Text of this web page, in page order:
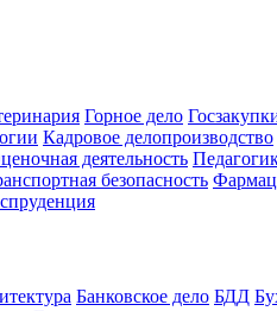
Горное дело
Кадровое делопроизводство
деятельность
безопасность
Банковское дело БДД